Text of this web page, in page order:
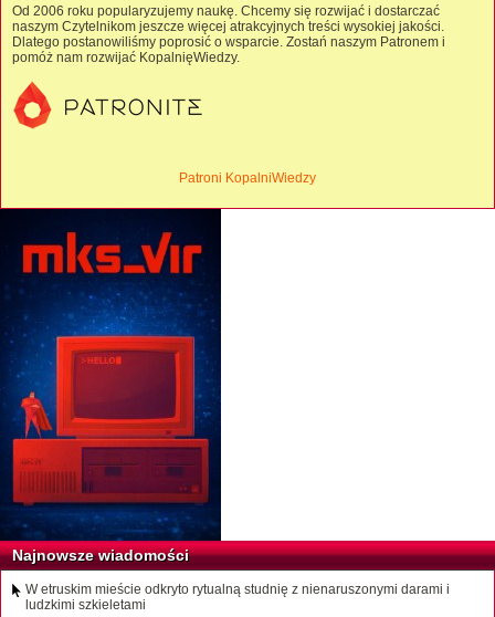
Od 2006 roku popularyzujemy naukę. Chcemy się rozwijać i dostarczać
naszym Czytelnikom jeszcze więcej atrakcyjnych treści wysokiej jakości.
Dlatego postanowiliśmy poprosić o wsparcie. Zostań naszym Patronem i
pomóż nam rozwijać KopalnięWiedzy.
Patroni KopalniWiedzy
Najnowsze wiadomości
W etruskim mieście odkryto rytualną studnię z nienaruszonymi darami i
ludzkimi szkieletami